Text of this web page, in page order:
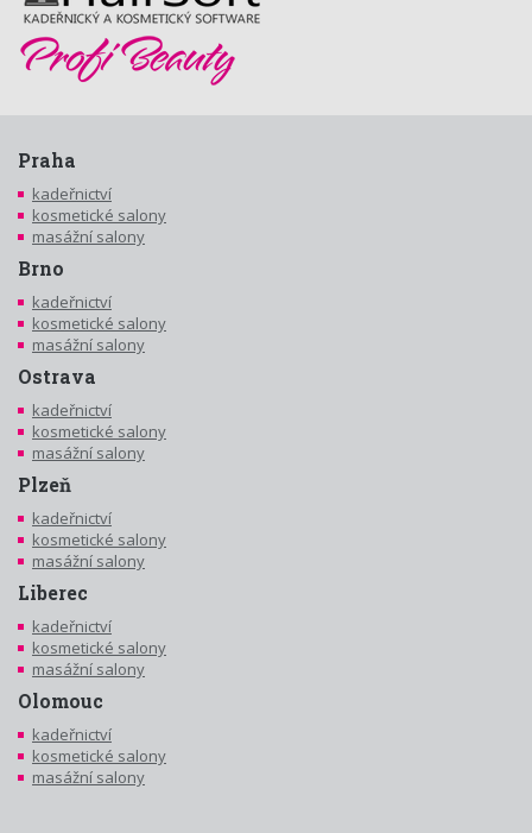
Praha
kadeřnictví
kosmetické salony
masážní salony
Brno
kadeřnictví
kosmetické salony
masážní salony
Ostrava
kadeřnictví
kosmetické salony
masážní salony
Plzeň
kadeřnictví
kosmetické salony
masážní salony
Liberec
kadeřnictví
kosmetické salony
masážní salony
Olomouc
kadeřnictví
kosmetické salony
masážní salony